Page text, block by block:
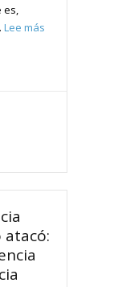
es,
Lee más
atacó: